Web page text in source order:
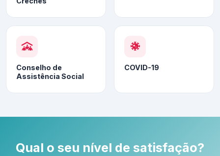
Conselho de
Assistência Social
COVID-19
Qual o seu nível de satisfação?